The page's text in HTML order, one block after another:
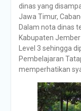
dinas yang
Jawa Timur,
Dalam nota dinas
Kabupaten
Level 3 sehingga
Pembelajaran
memperhatikan